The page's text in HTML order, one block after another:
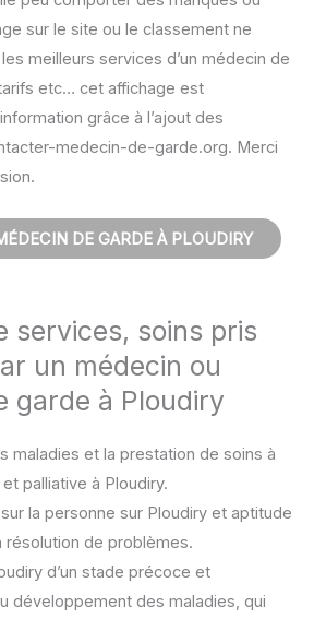
sur le site ou le classement ne
meilleurs services d’un médecin de
etc… cet affichage est
grâce à l’ajout des
medecin-de-garde.org. Merci
DE GARDE À PLOUDIRY
services, soins pris
un médecin ou
garde à Ploudiry
maladies et la prestation de soins à
palliative à Ploudiry.
la personne sur Ploudiry et aptitude
résolution de problèmes.
d’un stade précoce et
développement des maladies, qui